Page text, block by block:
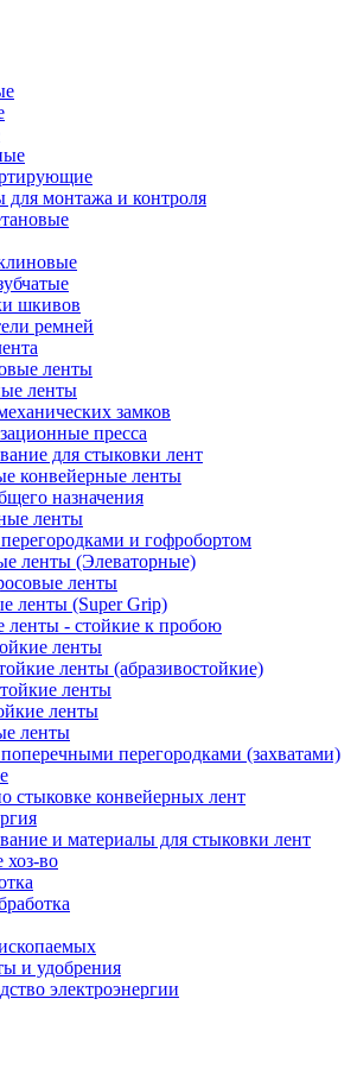
монтажа и контроля
шкивов
ремней
ленты
ленты
замков
пресса
для стыковки лент
конвейерные ленты
назначения
ленты
и гофробортом
ленты (Элеваторные)
ленты
ленты (Super Grip)
ленты - стойкие к пробою
ленты
ленты (абразивостойкие)
ленты
ленты
ленты
перегородками (захватами)
стыковке конвейерных лент
и материалы для стыковки лент
хоз-во
и удобрения
электроэнергии